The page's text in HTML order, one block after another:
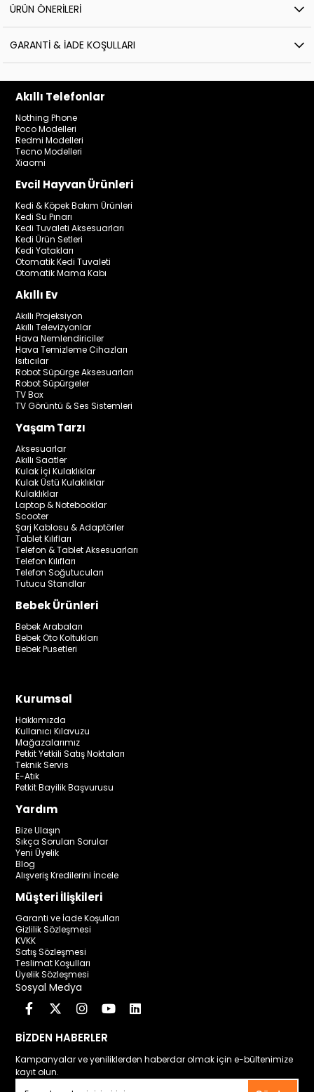
ÜRÜN ÖNERILERI
GARANTI & İADE KOŞULLARI
Akıllı Telefonlar
Nothing Phone
Poco Modelleri
Redmi Modelleri
Tecno Modelleri
Xiaomi
Evcil Hayvan Ürünleri
Kedi & Köpek Bakım Ürünleri
Kedi Su Pınarı
Kedi Tuvaleti Aksesuarları
Kedi Ürün Setleri
Kedi Yatakları
Otomatik Kedi Tuvaleti
Otomatik Mama Kabı
Akıllı Ev
Akıllı Projeksiyon
Akıllı Televizyonlar
Hava Nemlendiriciler
Hava Temizleme Cihazları
Isıtıcılar
Robot Süpürge Aksesuarları
Robot Süpürgeler
TV Box
TV Görüntü & Ses Sistemleri
Yaşam Tarzı
Aksesuarlar
Akıllı Saatler
Kulak İçi Kulaklıklar
Kulak Üstü Kulaklıklar
Kulaklıklar
Laptop & Notebooklar
Scooter
Şarj Kablosu & Adaptörler
Tablet Kılıfları
Telefon & Tablet Aksesuarları
Telefon Kılıfları
Telefon Soğutucuları
Tutucu Standlar
Bebek Ürünleri
Bebek Arabaları
Bebek Oto Koltukları
Bebek Pusetleri
Kurumsal
Hakkımızda
Kullanıcı Kılavuzu
Mağazalarımız
Petkit Yetkili Satış Noktaları
Teknik Servis
E-Atık
Petkit Bayilik Başvurusu
Yardım
Bize Ulaşın
Sıkça Sorulan Sorular
Yeni Üyelik
Blog
Alışveriş Kredilerini İncele
Müşteri İlişkileri
Garanti ve İade Koşulları
Gizlilik Sözleşmesi
KVKK
Satış Sözleşmesi
Teslimat Koşulları
Üyelik Sözleşmesi
Sosyal Medya
BİZDEN HABERLER
Kampanyalar ve yeniliklerden haberdar olmak için e-bültenimize
kayıt olun.